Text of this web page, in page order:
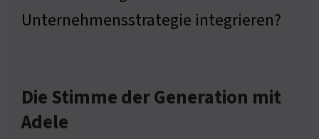
Unternehmensstrategie integrieren?
Die Stimme der Generation mit
Adele